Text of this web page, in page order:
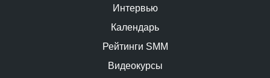
Интервью
Календарь
Рейтинги SMM
Видеокурсы